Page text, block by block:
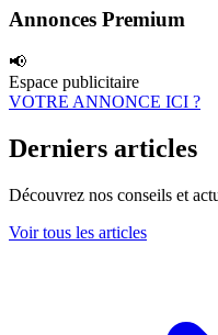
Annonces Premium
📢
Espace publicitaire
VOTRE ANNONCE ICI ?
Derniers articles
Découvrez nos conseils et
Voir tous les articles